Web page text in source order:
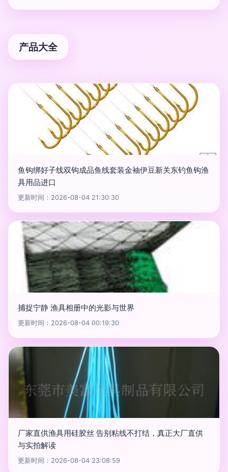
产品大全
鱼钩绑好子线双钩成品鱼线套装金袖伊豆新关东钓鱼钩渔
具用品进口
更新时间：2026-08-04 21:30:30
捕捉宁静 渔具相册中的光影与世界
更新时间：2026-08-04 00:19:30
厂家直供渔具用硅胶丝 告别粘线不打结，真正大厂直供
与实拍解读
更新时间：2026-08-04 23:08:59